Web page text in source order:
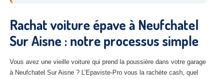
28 – Eure-et-Loir
10 – Aube
Rachat voiture épave à Neufchatel
Sur Aisne : notre processus simple
Vous avez une vieille voiture qui prend la poussière dans votre garage
à Neufchatel Sur Aisne ? L’Epaviste-Pro vous la rachète cash, quel